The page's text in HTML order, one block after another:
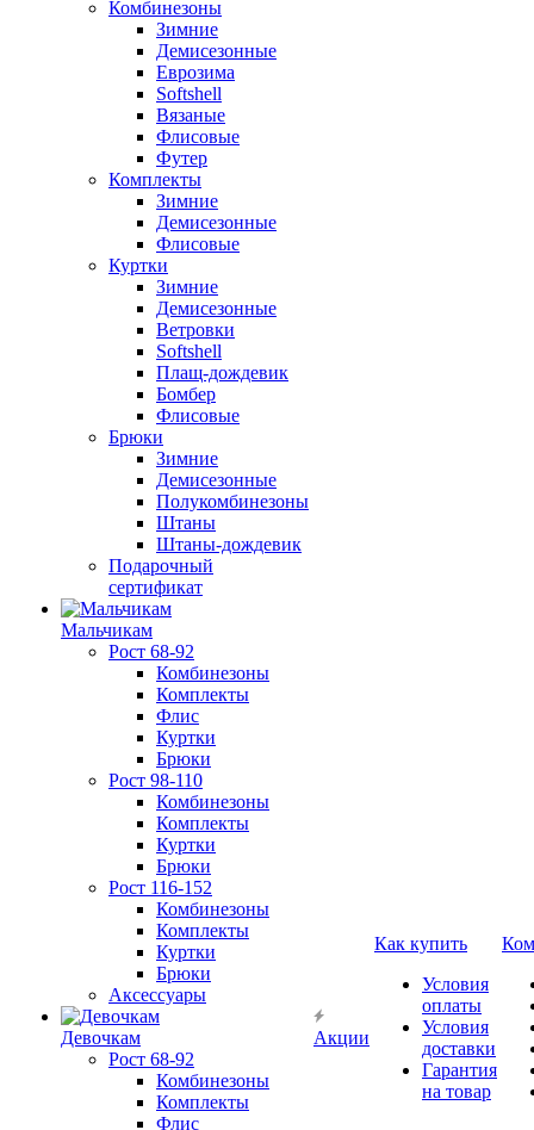
Комбинезоны
Зимние
Демисезонные
Еврозима
Softshell
Вязаные
Флисовые
Футер
Комплекты
Зимние
Демисезонные
Флисовые
Куртки
Зимние
Демисезонные
Ветровки
Softshell
Плащ-дождевик
Бомбер
Флисовые
Брюки
Зимние
Демисезонные
Полукомбинезоны
Штаны
Штаны-дождевик
Подарочный
сертификат
Мальчикам
Рост 68-92
Комбинезоны
Комплекты
Флис
Куртки
Брюки
Рост 98-110
Комбинезоны
Комплекты
Куртки
Брюки
Рост 116-152
Комбинезоны
Комплекты
Куртки
Брюки
Аксессуары
Девочкам
Рост 68-92
Комбинезоны
Комплекты
Флис
Акции
Как купить
Условия
оплаты
Условия
доставки
Гарантия
на товар